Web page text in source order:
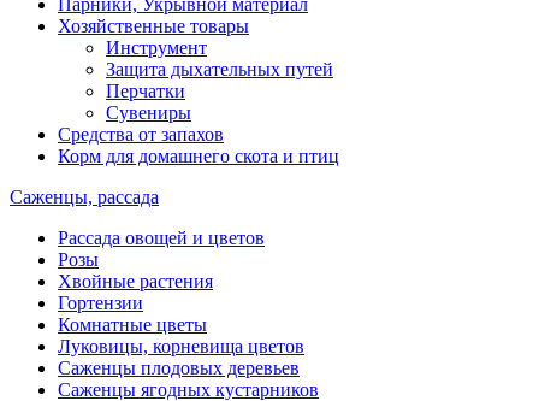
Хозяйственные товары
Инструмент
Защита дыхательных путей
Перчатки
Сувениры
Средства от запахов
Корм для домашнего скота и птиц
Саженцы, рассада
Рассада овощей и цветов
Розы
Хвойные растения
Гортензии
Комнатные цветы
Луковицы, корневища цветов
Саженцы плодовых деревьев
Саженцы ягодных кустарников